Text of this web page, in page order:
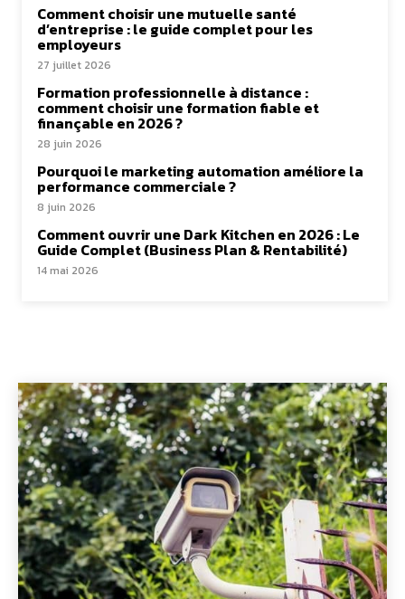
Comment choisir une mutuelle santé
d’entreprise : le guide complet pour les
employeurs
27 juillet 2026
Formation professionnelle à distance :
comment choisir une formation fiable et
finançable en 2026 ?
28 juin 2026
Pourquoi le marketing automation améliore la
performance commerciale ?
8 juin 2026
Comment ouvrir une Dark Kitchen en 2026 : Le
Guide Complet (Business Plan & Rentabilité)
14 mai 2026